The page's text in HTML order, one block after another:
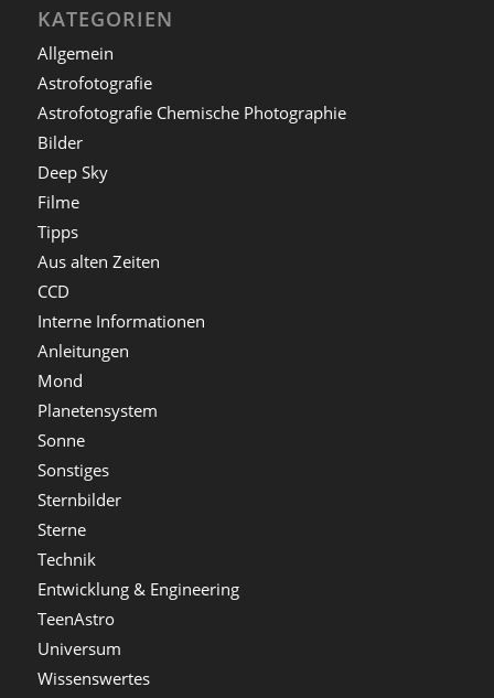
KATEGORIEN
Allgemein
Astrofotografie
Astrofotografie Chemische Photographie
Bilder
Deep Sky
Filme
Tipps
Aus alten Zeiten
CCD
Interne Informationen
Anleitungen
Mond
Planetensystem
Sonne
Sonstiges
Sternbilder
Sterne
Technik
Entwicklung & Engineering
TeenAstro
Universum
Wissenswertes